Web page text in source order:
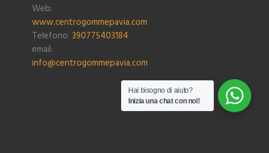
Web:
www.centrogommepavia.com
Telefono: 390775403184
email:
info@centrogommepavia.com
Hai bisogno di aiuto?
Inizia una chat con noi!